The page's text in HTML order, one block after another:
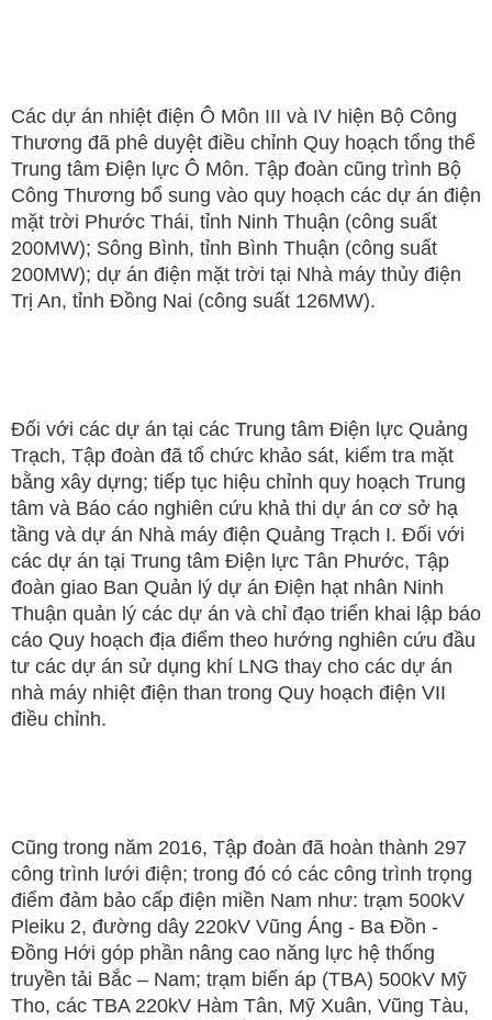
Các dự án nhiệt điện Ô Môn III và IV hiện Bộ Công
Thương đã phê duyệt điều chỉnh Quy hoạch tổng thể
Trung tâm Điện lực Ô Môn. Tập đoàn cũng trình Bộ
Công Thương bổ sung vào quy hoạch các dự án điện
mặt trời Phước Thái, tỉnh Ninh Thuận (công suất
200MW); Sông Bình, tỉnh Bình Thuận (công suất
200MW); dự án điện mặt trời tại Nhà máy thủy điện
Trị An, tỉnh Đồng Nai (công suất 126MW).
Đối với các dự án tại các Trung tâm Điện lực Quảng
Trạch, Tập đoàn đã tổ chức khảo sát, kiểm tra mặt
bằng xây dựng; tiếp tục hiệu chỉnh quy hoạch Trung
tâm và Báo cáo nghiên cứu khả thi dự án cơ sở hạ
tầng và dự án Nhà máy điện Quảng Trạch I. Đối với
các dự án tại Trung tâm Điện lực Tân Phước, Tập
đoàn giao Ban Quản lý dự án Điện hạt nhân Ninh
Thuận quản lý các dự án và chỉ đạo triển khai lập báo
cáo Quy hoạch địa điểm theo hướng nghiên cứu đầu
tư các dự án sử dụng khí LNG thay cho các dự án
nhà máy nhiệt điện than trong Quy hoạch điện VII
điều chỉnh.
Cũng trong năm 2016, Tập đoàn đã hoàn thành 297
công trình lưới điện; trong đó có các công trình trọng
điểm đảm bảo cấp điện miền Nam như: trạm 500kV
Pleiku 2, đường dây 220kV Vũng Áng - Ba Đồn -
Đồng Hới góp phần nâng cao năng lực hệ thống
truyền tải Bắc – Nam; trạm biến áp (TBA) 500kV Mỹ
Tho, các TBA 220kV Hàm Tân, Mỹ Xuân, Vũng Tàu,